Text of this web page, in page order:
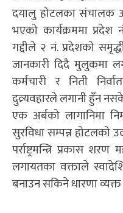
दयालु होटलका संचालक
भएको कार्यक्रममा
गद्दीले २ नं. प्रदेशको
जानकारी दिदै मुलुकमा
कर्मचारी र निती
दुव्र्यवहारले लगानी हुँन
एक अर्बको लागानिमा
सुरविधा सम्पन्न होटलको
पर्राष्ट्रमन्त्रि प्रकास
लगायतका वक्ताले
बनाउन सकिने धारणा